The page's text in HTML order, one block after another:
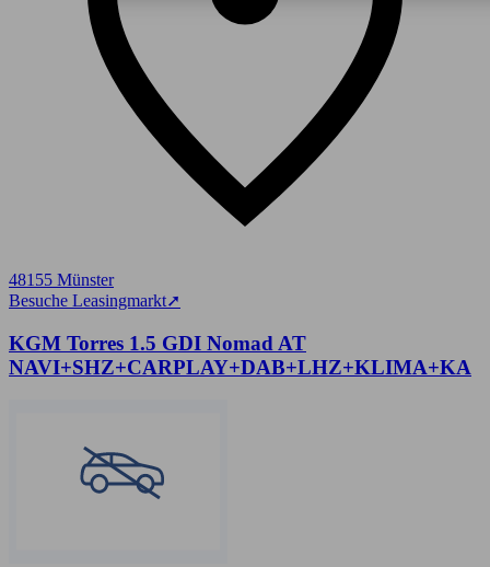
48155 Münster
Besuche Leasingmarkt➚
KGM Torres 1.5 GDI Nomad AT
NAVI+SHZ+CARPLAY+DAB+LHZ+KLIMA+KA